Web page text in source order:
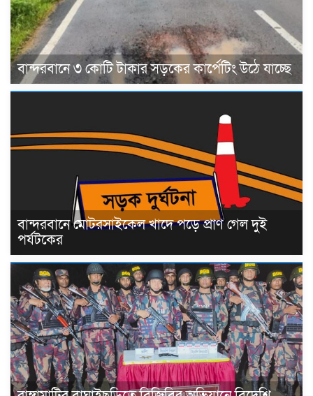
বান্দরবানে ৩ কোটি টাকার সড়কের কার্পেটিং উঠে যাচ্ছে
বান্দরবানে মোটরসাইকেল খাদে পড়ে প্রাণ গেল দুই
পর্যটকের